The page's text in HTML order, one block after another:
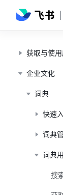
获取与使
企业文化
词典
快速
词典
词典
搜